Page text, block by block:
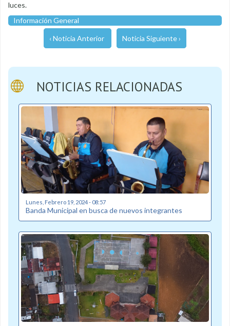
luces.
Información General
‹ Noticia Anterior Noticia Siguiente ›
NOTICIAS RELACIONADAS
Lunes, Febrero 19, 2024 - 08:57
Banda Municipal en busca de nuevos integrantes